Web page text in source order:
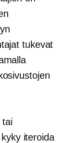
tukevat
tai
iteroida